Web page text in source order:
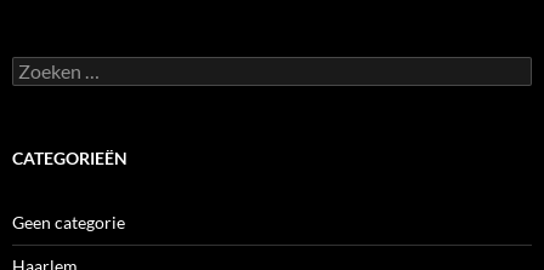
Zoeken
naar:
CATEGORIEËN
Geen categorie